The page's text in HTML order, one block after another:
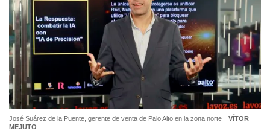
José Suárez de la Puente, gerente de venta de Palo Alto en la zona norte
VÍTOR
MEJUTO